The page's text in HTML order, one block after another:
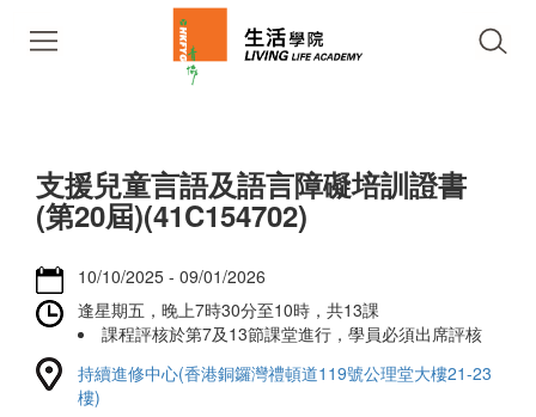
支援兒童言語及語言障礙培訓證書
(第20屆)(41C154702)
10/10/2025 - 09/01/2026
逢星期五，晚上7時30分至10時，共13課
課程評核於第7及13節課堂進行，學員必須出席評核
持續進修中心(香港銅鑼灣禮頓道119號公理堂大樓21-23
樓)